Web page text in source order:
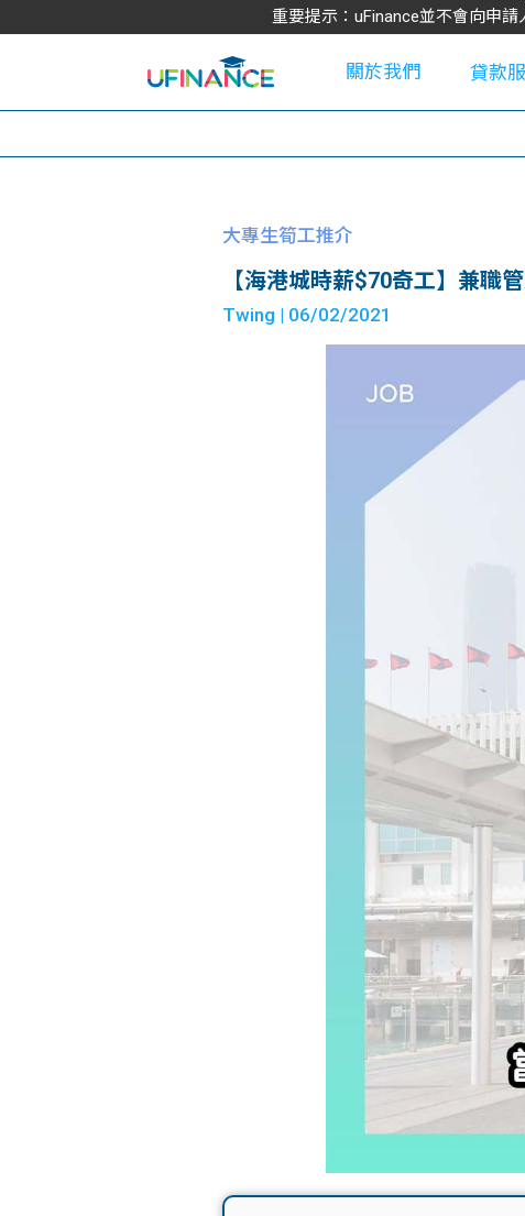
重要提示：uFinance並不會向申
關於我們
貸款
學生
大學
機
大專生筍工推介
【海港城時薪$70奇工】兼職
Twing | 06/02/2021